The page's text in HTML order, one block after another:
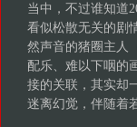
当中，不过谁知道
看似松散无关的剧
然声音的猪圈主人
配乐、难以下咽的
接的关联，其实却
迷离幻觉，伴随着